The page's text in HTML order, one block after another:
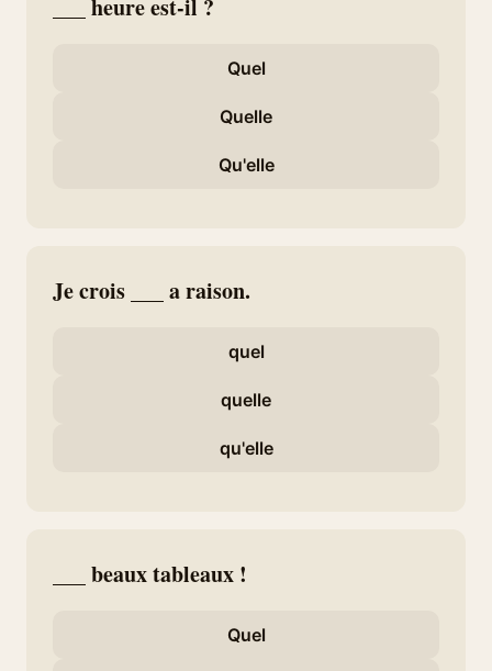
___ heure est-il ?
Quel
Quelle
Qu'elle
Je crois ___ a raison.
quel
quelle
qu'elle
___ beaux tableaux !
Quel